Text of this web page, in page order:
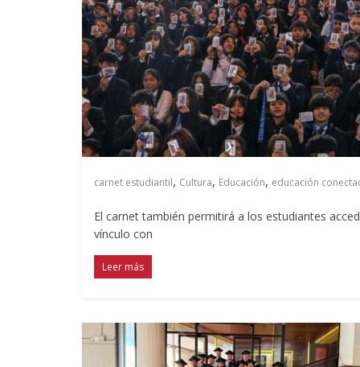
carnet estudiantil, Cultura, Educación, educación
El carnet también permitirá a los estudiantes
vínculo con
Leer más